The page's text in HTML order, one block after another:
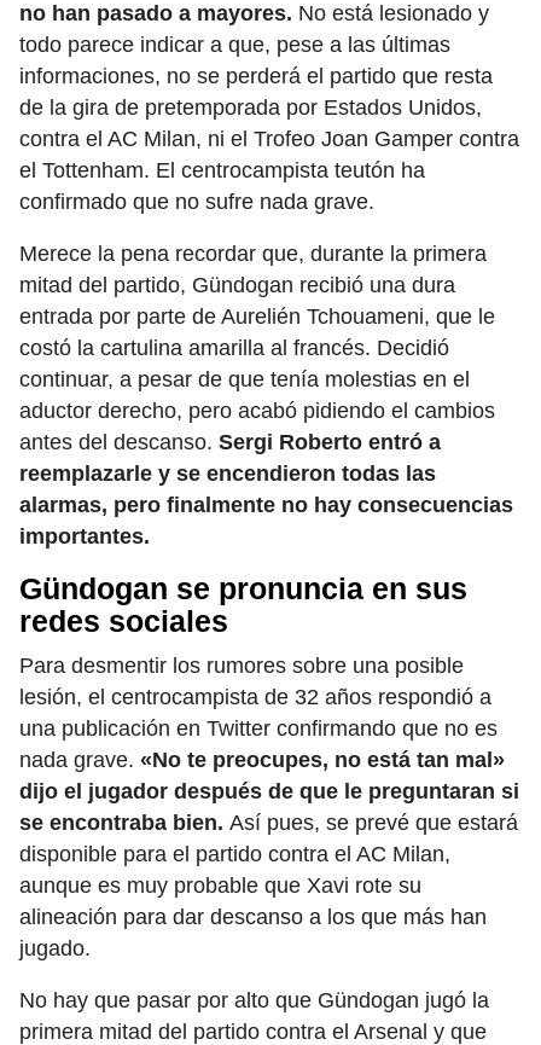
no han pasado a mayores. No está lesionado y
todo parece indicar a que, pese a las últimas
informaciones, no se perderá el partido que resta
de la gira de pretemporada por Estados Unidos,
contra el AC Milan, ni el Trofeo Joan Gamper contra
el Tottenham. El centrocampista teutón ha
confirmado que no sufre nada grave.
Merece la pena recordar que, durante la primera
mitad del partido, Gündogan recibió una dura
entrada por parte de Aurelién Tchouameni, que le
costó la cartulina amarilla al francés. Decidió
continuar, a pesar de que tenía molestias en el
aductor derecho, pero acabó pidiendo el cambios
antes del descanso. Sergi Roberto entró a
reemplazarle y se encendieron todas las
alarmas, pero finalmente no hay consecuencias
importantes.
Gündogan se pronuncia en sus
redes sociales
Para desmentir los rumores sobre una posible
lesión, el centrocampista de 32 años respondió a
una publicación en Twitter confirmando que no es
nada grave. «No te preocupes, no está tan mal»
dijo el jugador después de que le preguntaran si
se encontraba bien. Así pues, se prevé que estará
disponible para el partido contra el AC Milan,
aunque es muy probable que Xavi rote su
alineación para dar descanso a los que más han
jugado.
No hay que pasar por alto que Gündogan jugó la
primera mitad del partido contra el Arsenal y que